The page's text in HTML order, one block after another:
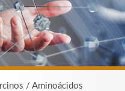
/ Aminoácidos